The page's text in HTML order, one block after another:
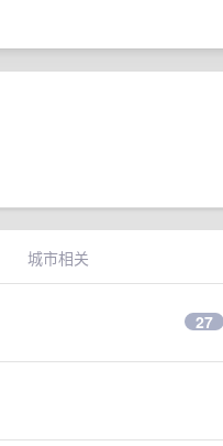
城市相关
27